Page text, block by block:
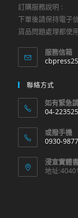
訂購服務說明 :
下單後請保持電子
貨品問題處理都使
服務信箱
聯絡方式
如有緊急
04-
in
your
或撥手機
0930-
in
your
浸宣實體
地址